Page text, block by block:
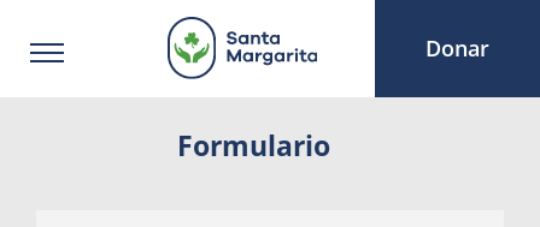
Donar
Formulario